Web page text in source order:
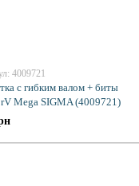
4009721
с гибким валом + биты
Mega SIGMA (4009721)